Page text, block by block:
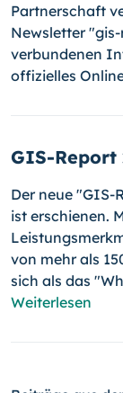
Partnerschaft
Newsletter
verbundenen
offizielles
GIS-Report
Der neue "GIS-
ist erschienen.
von mehr als
sich als das
Weiterlesen